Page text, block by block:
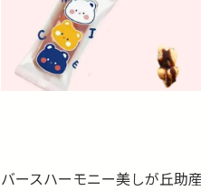
バースハーモニー美しが丘助